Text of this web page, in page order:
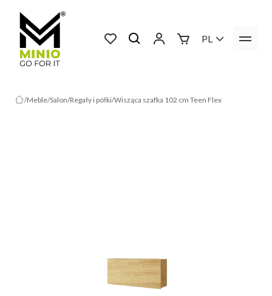
PL
Meble Salon Regały i półki Wisząca szafka 102 cm Teen Flex